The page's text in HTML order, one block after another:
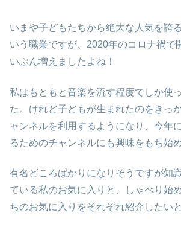
いまや子どもたちから絶大な人気を誇
いう職業ですが、2020年のコロナ禍で
いぶん増えましたよね！
私はもともと音楽を流す程度でしか使
た。けれど子どもが生まれたのをきっ
ャンネルを利用するようになり、今年
るためのチャンネルにも興味をもち始
有名どころばかりになりそうですが知
ている私のお気に入りと、しゃべり始
ちのお気に入りをそれぞれ紹介したい